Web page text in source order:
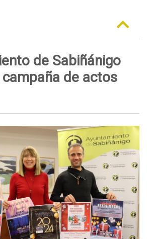
de Sabiñánigo
de actos